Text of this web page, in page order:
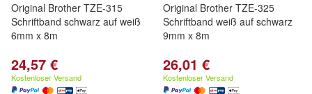
Original Brother TZE-315
Schriftband schwarz auf weiß
6mm x 8m
24,57 €
Kostenloser Versand
Original Brother TZE-325
Schriftband weiß auf schwarz
9mm x 8m
26,01 €
Kostenloser Versand